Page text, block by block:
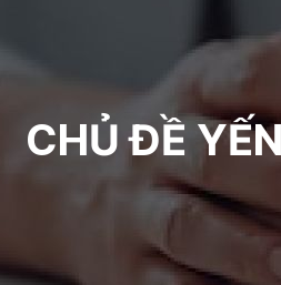
CHỦ ĐỀ